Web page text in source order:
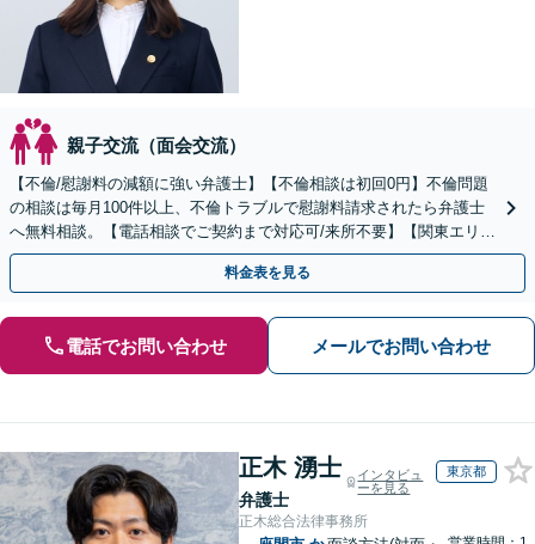
親子交流（面会交流）
【不倫/慰謝料の減額に強い弁護士】【不倫相談は初回0円】不倫問題
の相談は毎月100件以上、不倫トラブルで慰謝料請求されたら弁護士
へ無料相談。【電話相談でご契約まで対応可/来所不要】【関東エリア
対応】
料金表を見る
電話でお問い合わせ メールでお問い合わせ
正木 湧士
弁護士
インタビュ
ーを見る
東京都
正木総合法律事務所